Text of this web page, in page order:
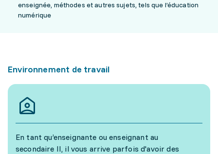
enseignée, méthodes et autres sujets, tels que l’éducation
numérique
Environnement de travail
En tant qu’enseignante ou enseignant au
secondaire II, il vous arrive parfois d'avoir des